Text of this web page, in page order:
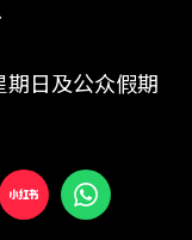
日及公众假期